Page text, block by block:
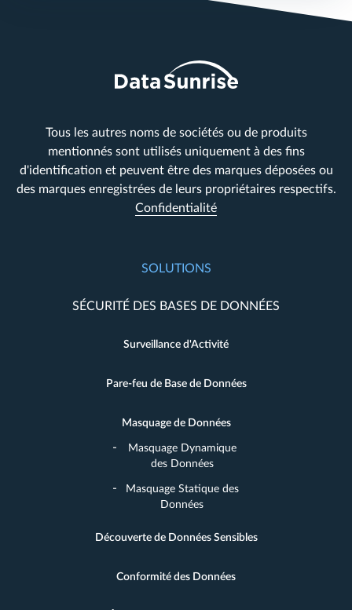
Tous les autres noms de sociétés ou de produits
mentionnés sont utilisés uniquement à des fins
d'identification et peuvent être des marques déposées ou
des marques enregistrées de leurs propriétaires respectifs.
Confidentialité
SOLUTIONS
SÉCURITÉ DES BASES DE DONNÉES
Surveillance d'Activité
Pare-feu de Base de Données
Masquage de Données
Masquage Dynamique
des Données
Masquage Statique des
Données
Découverte de Données Sensibles
Conformité des Données